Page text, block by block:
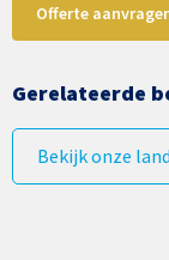
Offerte
Gerelateerde
Bekijk onze